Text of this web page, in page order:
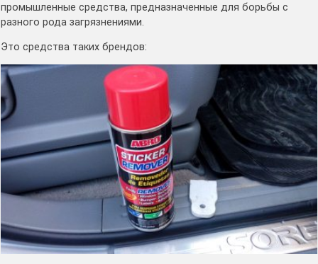
промышленные средства, предназначенные для борьбы с
разного рода загрязнениями.
Это средства таких брендов: